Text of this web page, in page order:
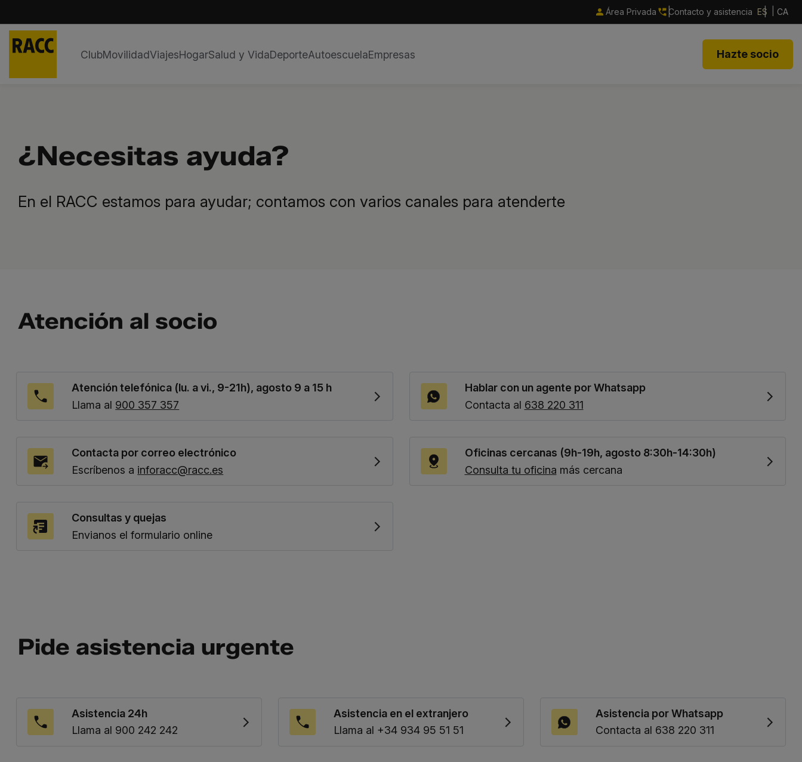
Área Privada Contacto y asistencia ES CA
ClubMovilidadViajesHogarSalud y VidaDeporteAutoescuelaEmpresas Hazte socio
¿Necesitas ayuda?
En el RACC estamos para ayudar; contamos con varios canales para atenderte
Atención al socio
Atención telefónica (lu. a vi., 9-21h), agosto 9 a 15 h
Llama al 900 357 357
Hablar con un agente por Whatsapp
Contacta al 638 220 311
Contacta por correo electrónico
Escríbenos a inforacc@racc.es
Oficinas cercanas (9h-19h, agosto 8:30h-14:30h)
Consulta tu oficina más cercana
Consultas y quejas
Envianos el formulario online
Pide asistencia urgente
Asistencia 24h
Llama al 900 242 242
Asistencia en el extranjero
Llama al +34 934 95 51 51
Asistencia por Whatsapp
Contacta al 638 220 311